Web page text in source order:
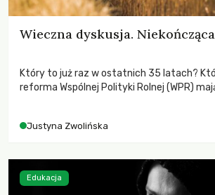
Wieczna dyskusja.
Który to już raz w ostatnich 35 latach?
reforma Wspólnej Polityki Rolnej (WPR)
Justyna Zwolińska
Edukacja